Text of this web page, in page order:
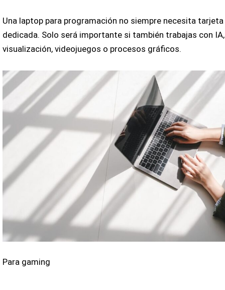
Una laptop para programación no siempre necesita
dedicada. Solo será importante si también trabajas con IA,
visualización, videojuegos o procesos gráficos.
Para gaming